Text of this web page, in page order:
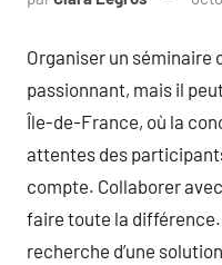
Organiser un séminaire
passionnant, mais il
Île-de-France, où la
attentes des
compte. Collaborer
faire toute la différence.
recherche d’une